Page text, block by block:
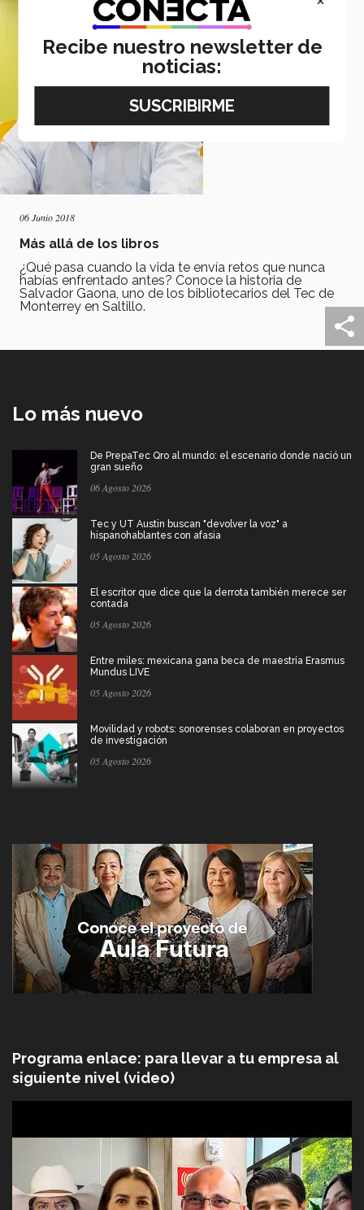
06 Junio 2018
Más allá de los libros
¿Qué pasa cuando la vida te envía retos que nunca
habías enfrentado antes? Conoce la historia de
Salvador Gaona, uno de los bibliotecarios del Tec de
Monterrey en Saltillo.
Lo más nuevo
De PrepaTec Qro al mundo: el escenario donde nació un
gran sueño
06 Agosto 2026
Tec y UT Austin buscan "devolver la voz" a
hispanohablantes con afasia
05 Agosto 2026
El escritor que dice que la derrota también merece ser
contada
05 Agosto 2026
Entre miles: mexicana gana beca de maestría Erasmus
Mundus LIVE
05 Agosto 2026
Movilidad y robots: sonorenses colaboran en proyectos
de investigación
05 Agosto 2026
Programa enlace: para llevar a tu empresa al
siguiente nivel (video)
Recibe nuestro newsletter de
noticias: